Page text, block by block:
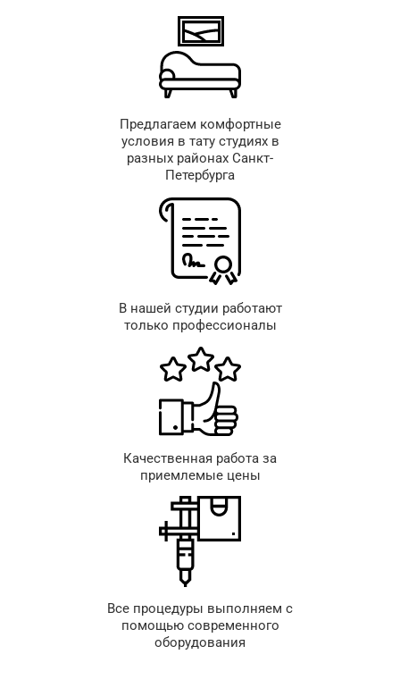
Предлагаем комфортные
условия в тату студиях в
разных районах Санкт-
Петербурга
В нашей студии работают
только профессионалы
Качественная работа за
приемлемые цены
Все процедуры выполняем с
помощью современного
оборудования